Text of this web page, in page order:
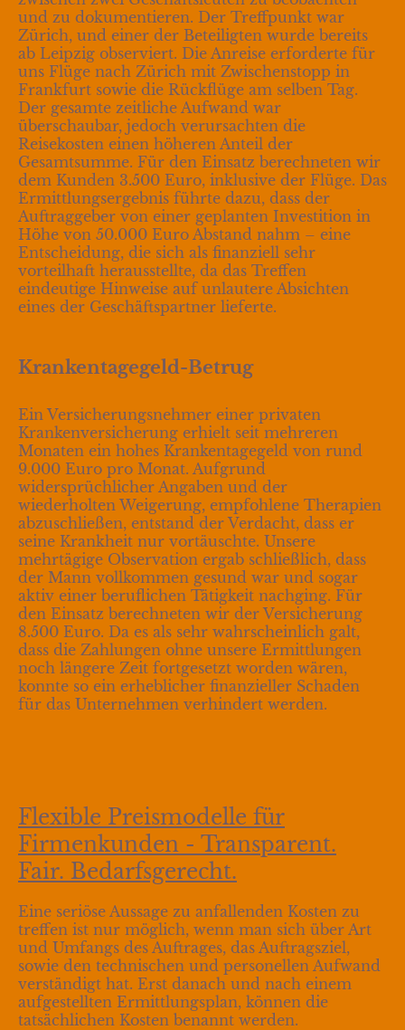
und zu dokumentieren. Der Treffpunkt war
Zürich, und einer der Beteiligten wurde bereits
ab Leipzig observiert. Die Anreise erforderte für
uns Flüge nach Zürich mit Zwischenstopp in
Frankfurt sowie die Rückflüge am selben Tag.
Der gesamte zeitliche Aufwand war
überschaubar, jedoch verursachten die
Reisekosten einen höheren Anteil der
Gesamtsumme. Für den Einsatz berechneten wir
dem Kunden 3.500 Euro, inklusive der Flüge. Das
Ermittlungsergebnis führte dazu, dass der
Auftraggeber von einer geplanten Investition in
Höhe von 50.000 Euro Abstand nahm – eine
Entscheidung, die sich als finanziell sehr
vorteilhaft herausstellte, da das Treffen
eindeutige Hinweise auf unlautere Absichten
eines der Geschäftspartner lieferte.
Krankentagegeld-Betrug
Ein Versicherungsnehmer einer privaten
Krankenversicherung erhielt seit mehreren
Monaten ein hohes Krankentagegeld von rund
9.000 Euro pro Monat. Aufgrund
widersprüchlicher Angaben und der
wiederholten Weigerung, empfohlene Therapien
abzuschließen, entstand der Verdacht, dass er
seine Krankheit nur vortäuschte. Unsere
mehrtägige Observation ergab schließlich, dass
der Mann vollkommen gesund war und sogar
aktiv einer beruflichen Tätigkeit nachging. Für
den Einsatz berechneten wir der Versicherung
8.500 Euro. Da es als sehr wahrscheinlich galt,
dass die Zahlungen ohne unsere Ermittlungen
noch längere Zeit fortgesetzt worden wären,
konnte so ein erheblicher finanzieller Schaden
für das Unternehmen verhindert werden.
Flexible Preismodelle für
Firmenkunden - Transparent.
Fair. Bedarfsgerecht.
Eine seriöse Aussage zu anfallenden Kosten zu
treffen ist nur möglich, wenn man sich über Art
und Umfangs des Auftrages, das Auftragsziel,
sowie den technischen und personellen Aufwand
verständigt hat. Erst danach und nach einem
aufgestellten Ermittlungsplan, können die
tatsächlichen Kosten benannt werden.